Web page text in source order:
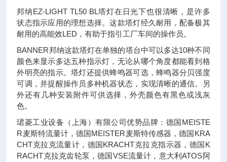
邦纳EZ-LIGHT TL50 BL塔灯在日光下也很清晰，是许多
状态指示应用的理想选择。这款塔灯经久耐用，配备极其
耐用的高能效LED，有助于指引工厂车间的操作员。
BANNER邦纳这款塔灯在单独的塔台中可以多达10种不同
颜色来显示多达五种指示灯，无论从哪个角度都能看到格
外明亮的指示。塔灯还提供蜂鸣器可选，蜂鸣器分贝强度
可调，并提醒操作员多种机器状态，实现清晰的通信。另
外还有几种安装附件可供选择，外壳颜色有黑色或浅灰
色。
珺菱工业设备（上海）有限公司优势品牌：德国MEISTE
R麦斯特流量计，德国MEISTER麦斯特传感器，德国KRA
CHT克拉克流量计，德国KRACHT克拉克指示器，德国K
RACHT克拉克齿轮泵，德国VSE流量计，意大利ATOS阿